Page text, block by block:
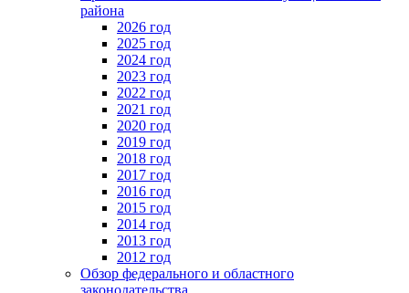
района
2026 год
2025 год
2024 год
2023 год
2022 год
2021 год
2020 год
2019 год
2018 год
2017 год
2016 год
2015 год
2014 год
2013 год
2012 год
Обзор федерального и областного
законодательства